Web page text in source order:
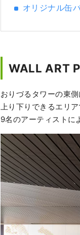
オリジナル缶
WALL ART
おりづるタワーの東
上り下りできるエリ
9名のアーティストに